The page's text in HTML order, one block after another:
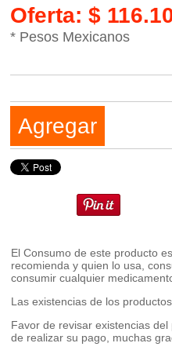
Oferta: $
* Pesos Mexicanos
Agregar
El Consumo de este producto
recomienda y quien lo usa,
consumir cualquier
Las existencias de los
Favor de revisar existencias
de realizar su pago, muchas